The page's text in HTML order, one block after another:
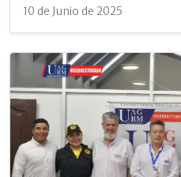
10 de Junio de 2025